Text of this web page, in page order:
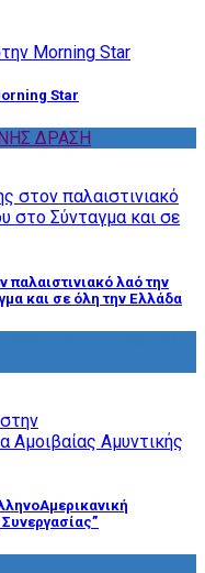
Star
ΔΡΑΣΗ
παλαιστινιακό λαό την
και σε όλη την Ελλάδα